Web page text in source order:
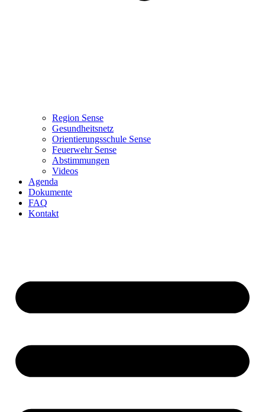
Region Sense
Gesundheitsnetz
Orientierungsschule Sense
Feuerwehr Sense
Abstimmungen
Videos
Agenda
Dokumente
FAQ
Kontakt